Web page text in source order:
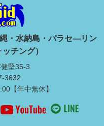
・水納島・パラセ―リン
チング）
堅35-3
3632
【年中無休】